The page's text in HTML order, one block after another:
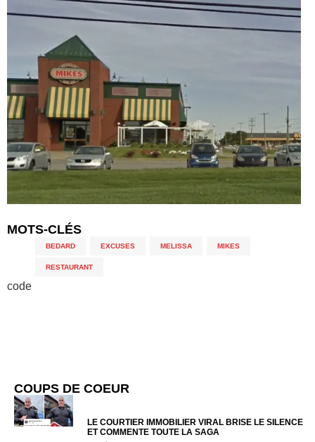
MOTS-CLÉS
BEDARD EXCUSES MELISSA MIKES
RESTAURANT
code
COUPS DE COEUR
LE COURTIER IMMOBILIER VIRAL BRISE LE SILENCE
ET COMMENTE TOUTE LA SAGA